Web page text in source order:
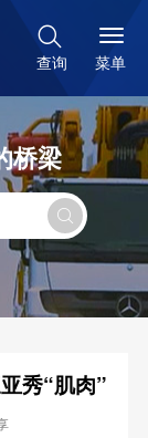

查询 菜单
桥梁

秀“肌肉”